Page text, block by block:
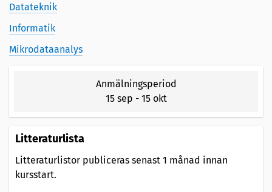
Datateknik
Informatik
Mikrodataanalys
Anmälningsperiod
15 sep - 15 okt
Litteraturlista
Litteraturlistor publiceras senast 1 månad innan
kursstart.